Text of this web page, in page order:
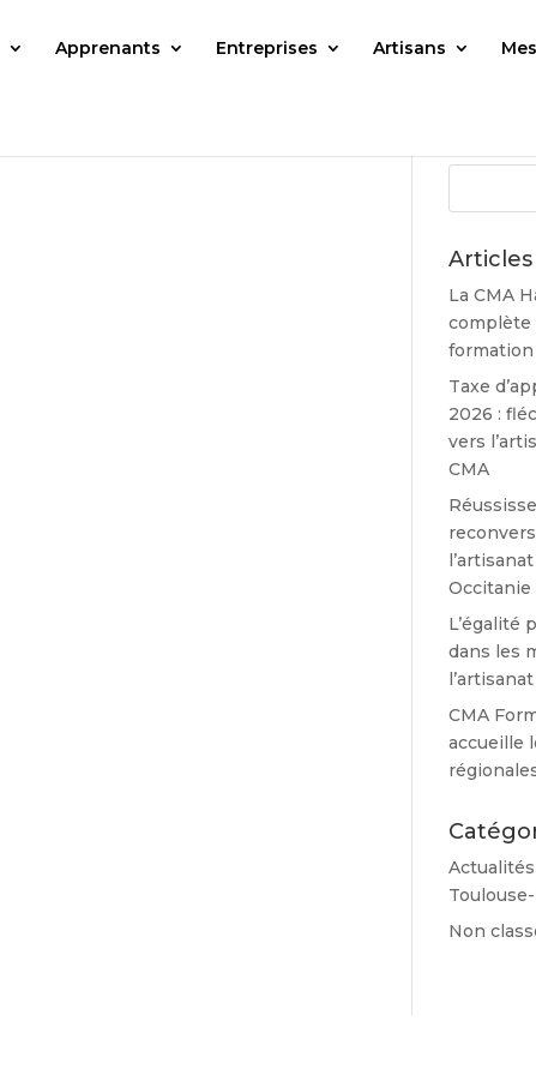
Apprenants Entreprises Artisans
La CMA
complète
formation
Taxe
2026 :
vers
CMA
Occitanie
L’égalité
dans les
l’artisanat
CMA
accueille
Non